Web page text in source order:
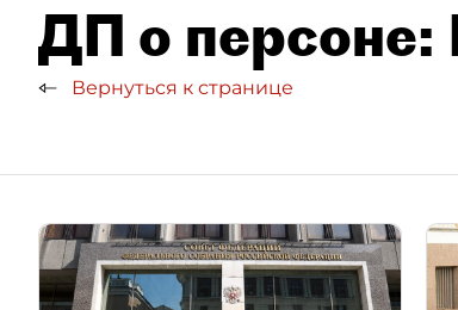
ДП о персоне:
Вернуться к странице